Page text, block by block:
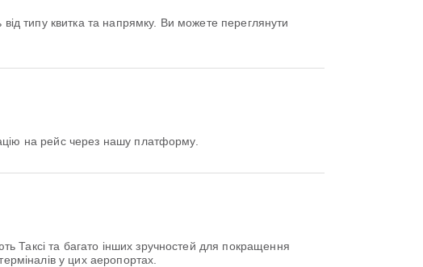
на рейс через нашу платформу.
Таксі та багато інших зручностей для покращення
у цих аеропортах.